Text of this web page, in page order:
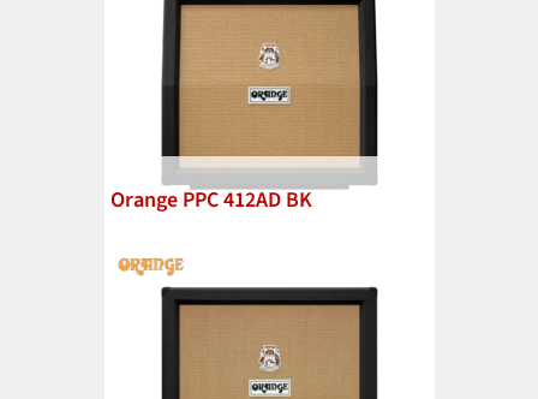
Orange PPC 412AD BK